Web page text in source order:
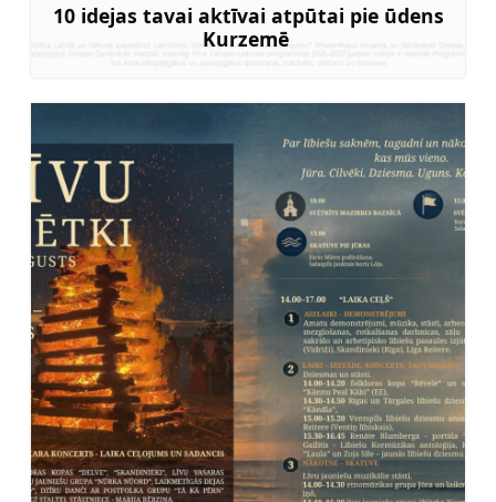
10 idejas tavai aktīvai atpūtai pie ūdens
Kurzemē